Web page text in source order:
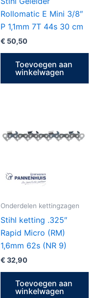
Rollomatic E Mini 3/8″
P 1,1mm 7T 44s 30 cm
€ 50,50
Toevoegen aan
winkelwagen
Onderdelen kettingzagen
Stihl ketting .325″
Rapid Micro (RM)
1,6mm 62s (NR 9)
€ 32,90
Toevoegen aan
winkelwagen